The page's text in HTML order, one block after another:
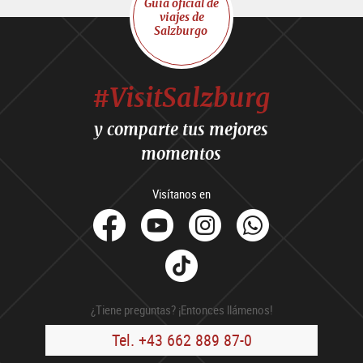
Guía oficial de
viajes de
Salzburgo
#VisitSalzburg
y comparte tus mejores
momentos
Visítanos en
facebook
YoutubeInstagram
Tik
Tok
¿Tiene preguntas? ¡Entonces llámenos!
Tel. +43 662 889 87-0